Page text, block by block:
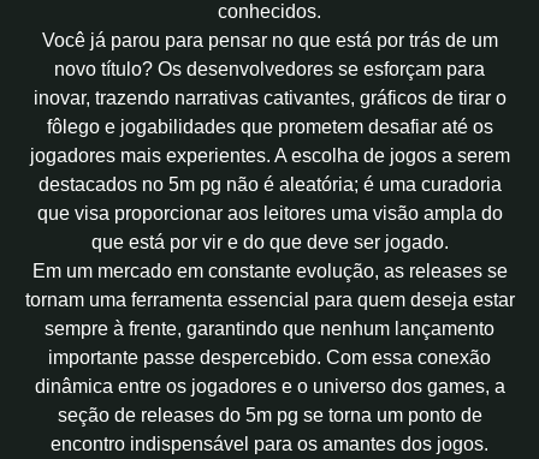
conhecidos.
Você já parou para pensar no que está por trás de um
novo título? Os desenvolvedores se esforçam para
inovar, trazendo narrativas cativantes, gráficos de tirar o
fôlego e jogabilidades que prometem desafiar até os
jogadores mais experientes. A escolha de jogos a serem
destacados no 5m pg não é aleatória; é uma curadoria
que visa proporcionar aos leitores uma visão ampla do
que está por vir e do que deve ser jogado.
Em um mercado em constante evolução, as releases se
tornam uma ferramenta essencial para quem deseja estar
sempre à frente, garantindo que nenhum lançamento
importante passe despercebido. Com essa conexão
dinâmica entre os jogadores e o universo dos games, a
seção de releases do 5m pg se torna um ponto de
encontro indispensável para os amantes dos jogos.